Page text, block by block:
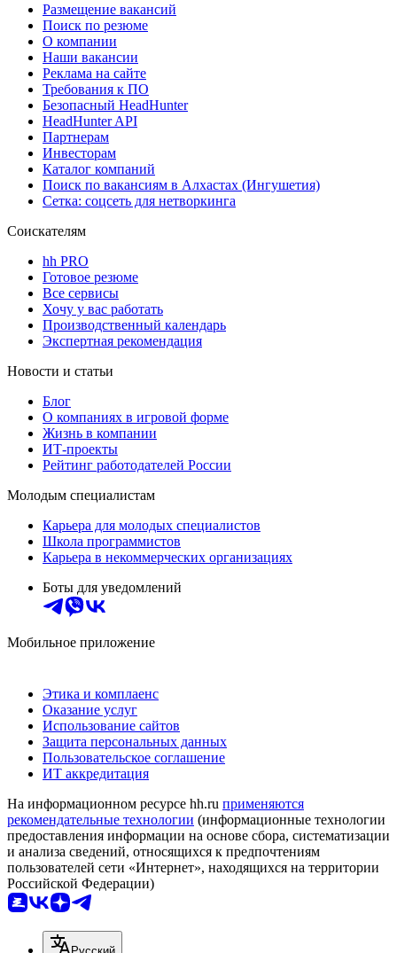
Размещение вакансий
Поиск по резюме
О компании
Наши вакансии
Реклама на сайте
Требования к ПО
Безопасный HeadHunter
HeadHunter API
Партнерам
Инвесторам
Каталог компаний
Поиск по вакансиям в Алхастах (Ингушетия)
Сетка: соцсеть для нетворкинга
Соискателям
hh PRO
Готовое резюме
Все сервисы
Хочу у вас работать
Производственный календарь
Экспертная рекомендация
Новости и статьи
Блог
О компаниях в игровой форме
Жизнь в компании
ИТ-проекты
Рейтинг работодателей России
Молодым специалистам
Карьера для молодых специалистов
Школа программистов
Карьера в некоммерческих организациях
Боты для уведомлений
Мобильное приложение
Этика и комплаенс
Оказание услуг
Использование сайтов
Защита персональных данных
Пользовательское соглашение
ИТ аккредитация
На информационном ресурсе hh.ru применяются
рекомендательные технологии (информационные технологии
предоставления информации на основе сбора, систематизации
и анализа сведений, относящихся к предпочтениям
пользователей сети «Интернет», находящихся на территории
Российской Федерации)